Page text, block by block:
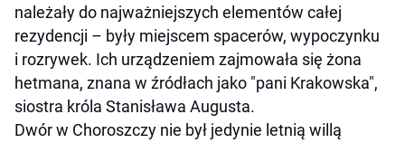
należały do najważniejszych elementów całej
rezydencji – były miejscem spacerów, wypoczynku
i rozrywek. Ich urządzeniem zajmowała się żona
hetmana, znana w źródłach jako "pani Krakowska",
siostra króla Stanisława Augusta.
Dwór w Choroszczy nie był jedynie letnią willą